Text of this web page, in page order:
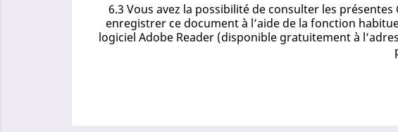
6.3 Vous avez la possibilité de consulter les
enregistrer ce document à l’aide de la fonction
logiciel Adobe Reader (disponible gratuitement à